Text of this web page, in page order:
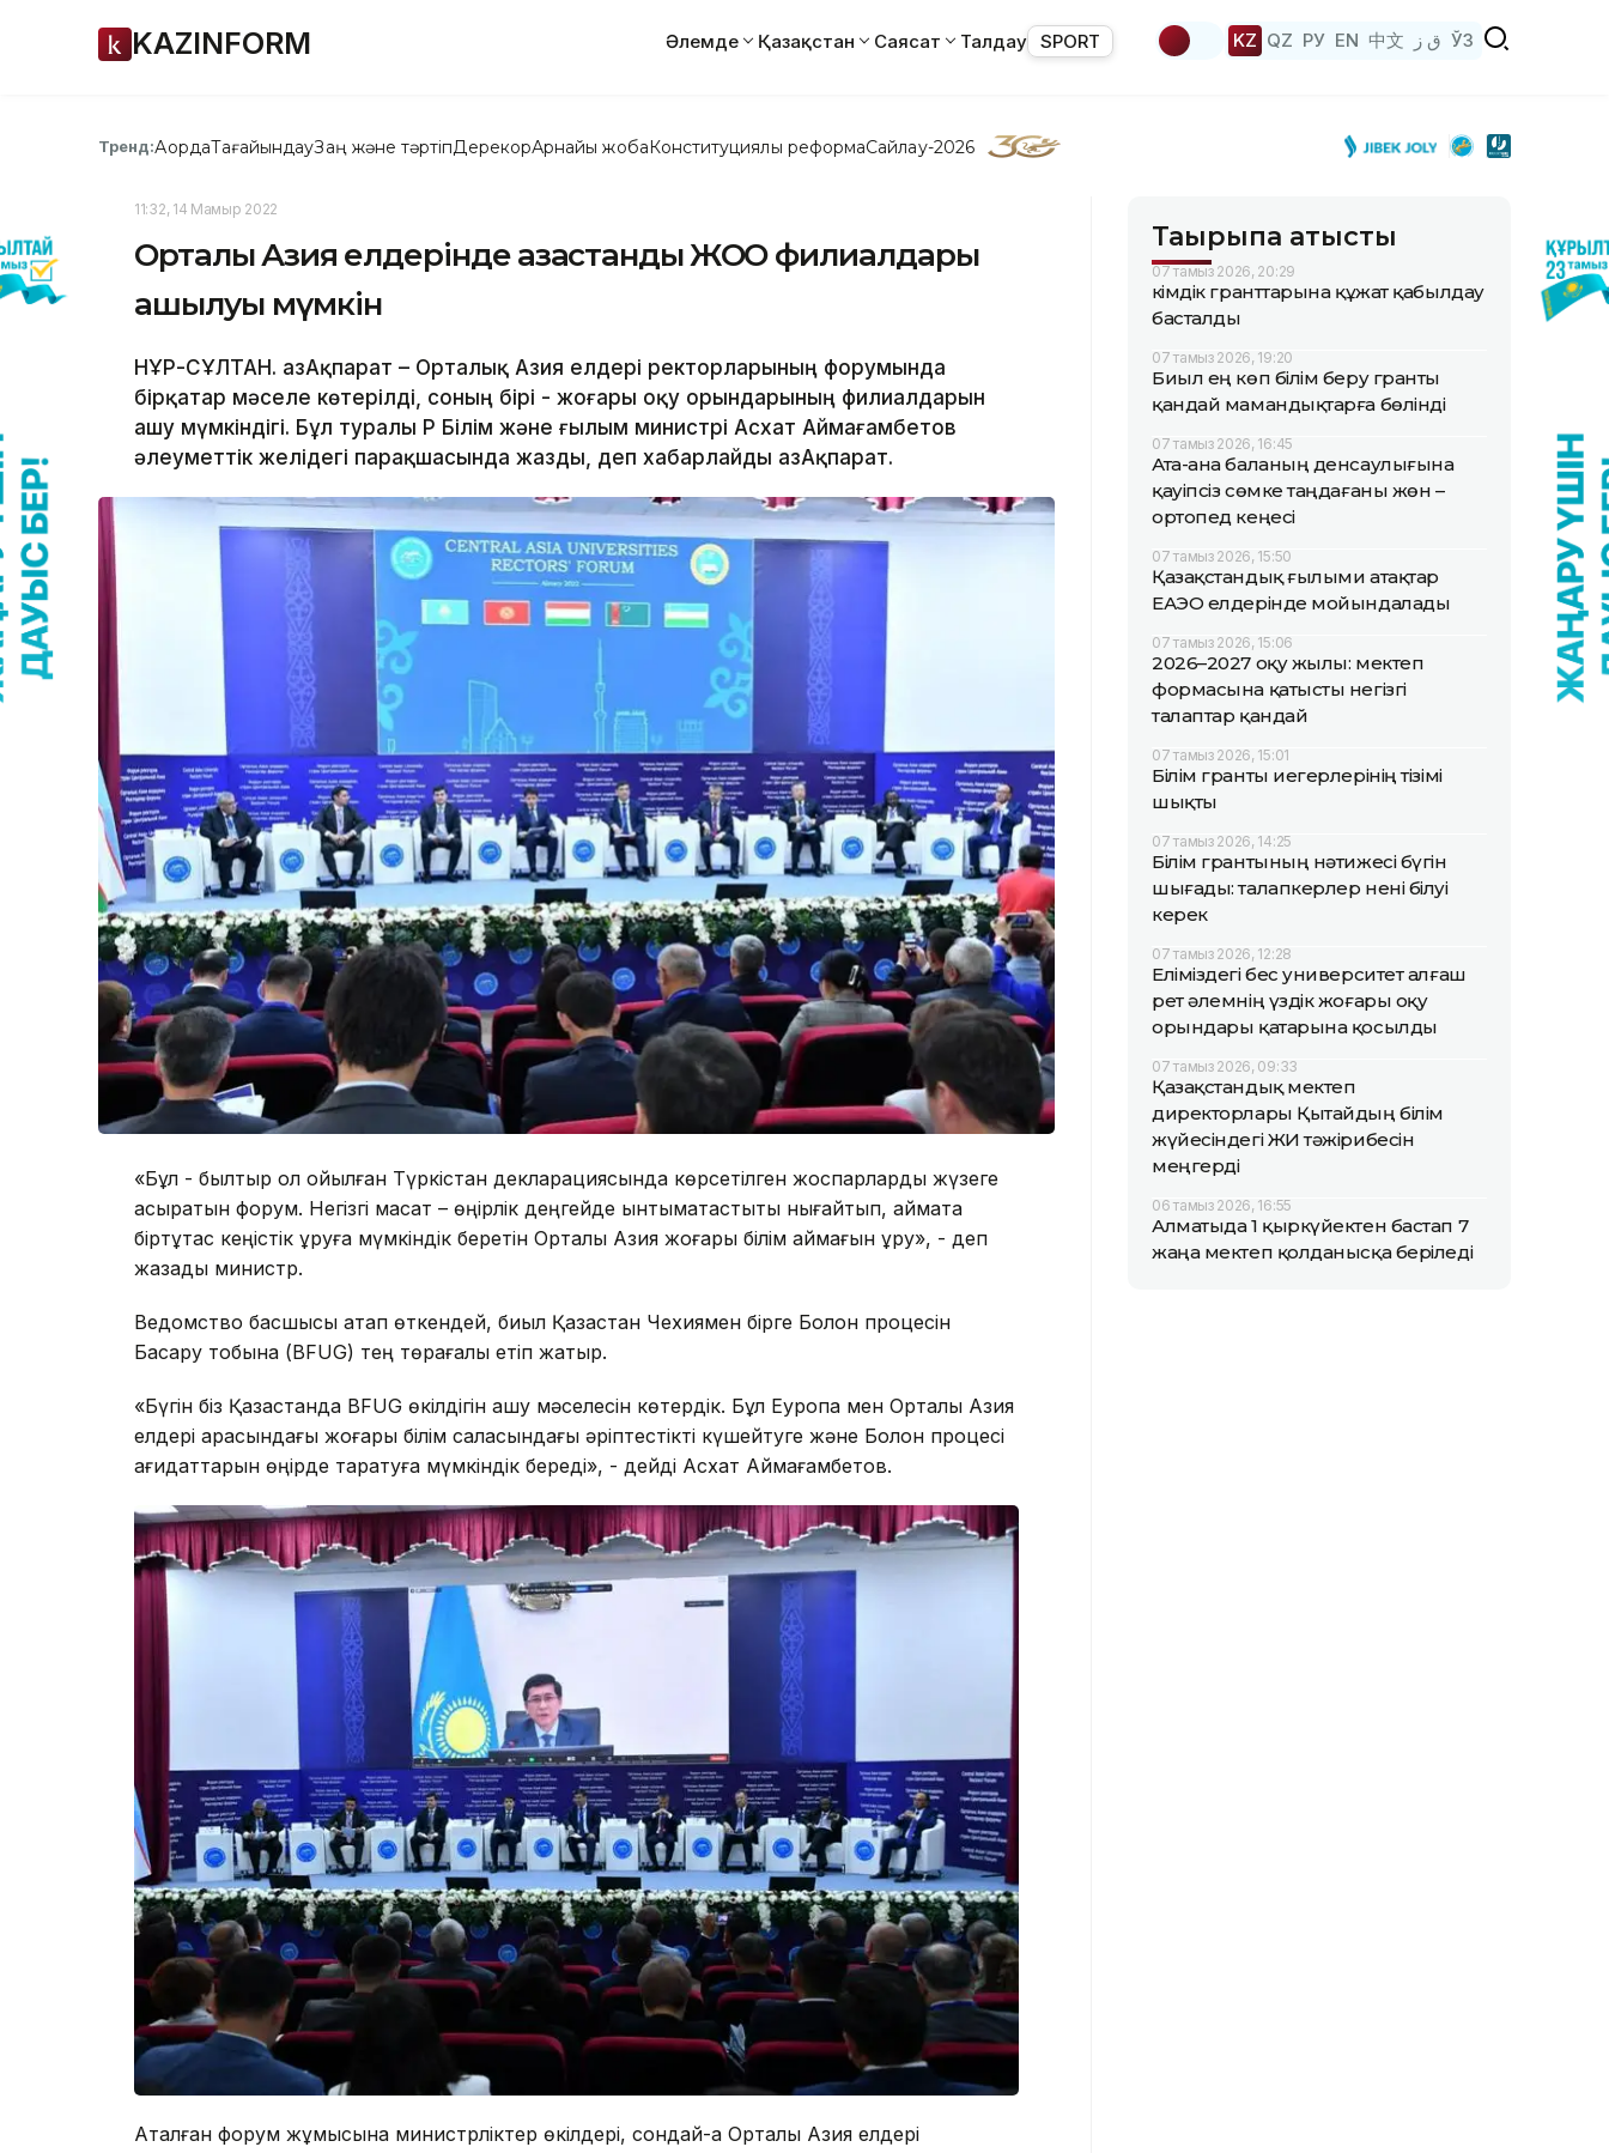
KAZINFORM Әлемде Қазақстан Саясат Талдау SPORT KZ QZ РУ EN 中文 ق ز ЎЗ
Тренд:АқордаТағайындауЗаң және тәртіпДерекқорАрнайы жобаКонституциялық реформаСайлау-2026
11:32, 14 Мамыр 2022
Орталық Азия елдерінде қазақстандық ЖОО филиалдары
ашылуы мүмкін
НҰР-СҰЛТАН. ҚазАқпарат – Орталық Азия елдері ректорларының форумында
бірқатар мәселе көтерілді, соның бірі - жоғары оқу орындарының филиалдарын
ашу мүмкіндігі. Бұл туралы ҚР Білім және ғылым министрі Асхат Аймағамбетов
әлеуметтік желідегі парақшасында жазды, деп хабарлайды ҚазАқпарат.
«Бұл - былтыр қол қойылған Түркістан декларациясында көрсетілген жоспарларды жүзеге
асыратын форум. Негізгі мақсат – өңірлік деңгейде ынтымақтастықты нығайтып, аймақта
біртұтас кеңістік құруға мүмкіндік беретін Орталық Азия жоғары білім аймағын құру», - деп
жазады министр.
Ведомство басшысы атап өткендей, биыл Қазақстан Чехиямен бірге Болон процесін
Басқару тобына (BFUG) тең төрағалық етіп жатыр.
«Бүгін біз Қазақстанда BFUG өкілдігін ашу мәселесін көтердік. Бұл Еуропа мен Орталық Азия
елдері арасындағы жоғары білім саласындағы әріптестікті күшейтуге және Болон процесі
қағидаттарын өңірде таратуға мүмкіндік береді», - дейді Асхат Аймағамбетов.
Аталған форум жұмысына министрліктер өкілдері, сондай-ақ Орталық Азия елдері
Тақырыпқа қатысты
07 тамыз 2026, 20:29
Әкімдік гранттарына құжат қабылдау
басталды
07 тамыз 2026, 19:20
Биыл ең көп білім беру гранты
қандай мамандықтарға бөлінді
07 тамыз 2026, 16:45
Ата-ана баланың денсаулығына
қауіпсіз сөмке таңдағаны жөн –
ортопед кеңесі
07 тамыз 2026, 15:50
Қазақстандық ғылыми атақтар
ЕАЭО елдерінде мойындалады
07 тамыз 2026, 15:06
2026–2027 оқу жылы: мектеп
формасына қатысты негізгі
талаптар қандай
07 тамыз 2026, 15:01
Білім гранты иегерлерінің тізімі
шықты
07 тамыз 2026, 14:25
Білім грантының нәтижесі бүгін
шығады: талапкерлер нені білуі
керек
07 тамыз 2026, 12:28
Еліміздегі бес университет алғаш
рет әлемнің үздік жоғары оқу
орындары қатарына қосылды
07 тамыз 2026, 09:33
Қазақстандық мектеп
директорлары Қытайдың білім
жүйесіндегі ЖИ тәжірибесін
меңгерді
06 тамыз 2026, 16:55
Алматыда 1 қыркүйектен бастап 7
жаңа мектеп қолданысқа беріледі